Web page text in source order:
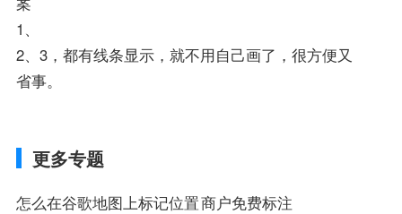
1、
2、3，都有线条显示，就不用自己画了，很方便又
省事。
更多专题
怎么在谷歌地图上标记位置商户免费标注